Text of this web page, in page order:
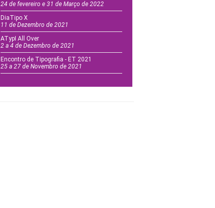
24 de fevereiro e 31 de Março de 2022
DiaTipo X
11 de Dezembro de 2021
ATypI All Over
2 a 4 de Dezembro de 2021
Encontro de Tipografia - ET 2021
25 a 27 de Novembro de 2021